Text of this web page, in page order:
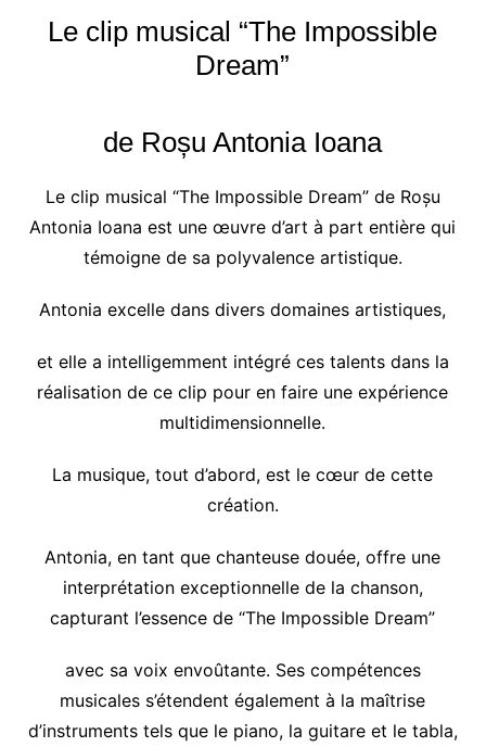
Le clip musical “The Impossible
Dream”
de Roșu Antonia Ioana
Le clip musical “The Impossible Dream” de Roșu
Antonia Ioana est une œuvre d’art à part entière qui
témoigne de sa polyvalence artistique.
Antonia excelle dans divers domaines artistiques,
et elle a intelligemment intégré ces talents dans la
réalisation de ce clip pour en faire une expérience
multidimensionnelle.
La musique, tout d’abord, est le cœur de cette
création.
Antonia, en tant que chanteuse douée, offre une
interprétation exceptionnelle de la chanson,
capturant l’essence de “The Impossible Dream”
avec sa voix envoûtante. Ses compétences
musicales s’étendent également à la maîtrise
d’instruments tels que le piano, la guitare et le tabla,